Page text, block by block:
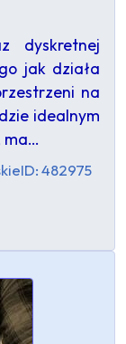
dyskretnej
jak działa
na
idealnym
ma…
ID: 482975